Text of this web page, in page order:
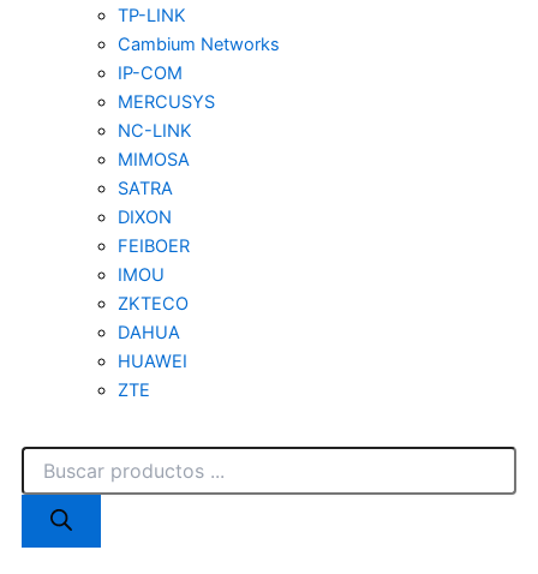
TP-LINK
Cambium Networks
IP-COM
MERCUSYS
NC-LINK
MIMOSA
SATRA
DIXON
FEIBOER
IMOU
ZKTECO
DAHUA
HUAWEI
ZTE
Búsqueda
productos